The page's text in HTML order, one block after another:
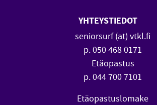
YHTEYSTIEDOT
seniorsurf (at) vtkl.fi
p. 050 468 0171
Etäopastus
p. 044 700 7101
Etäopastuslomake